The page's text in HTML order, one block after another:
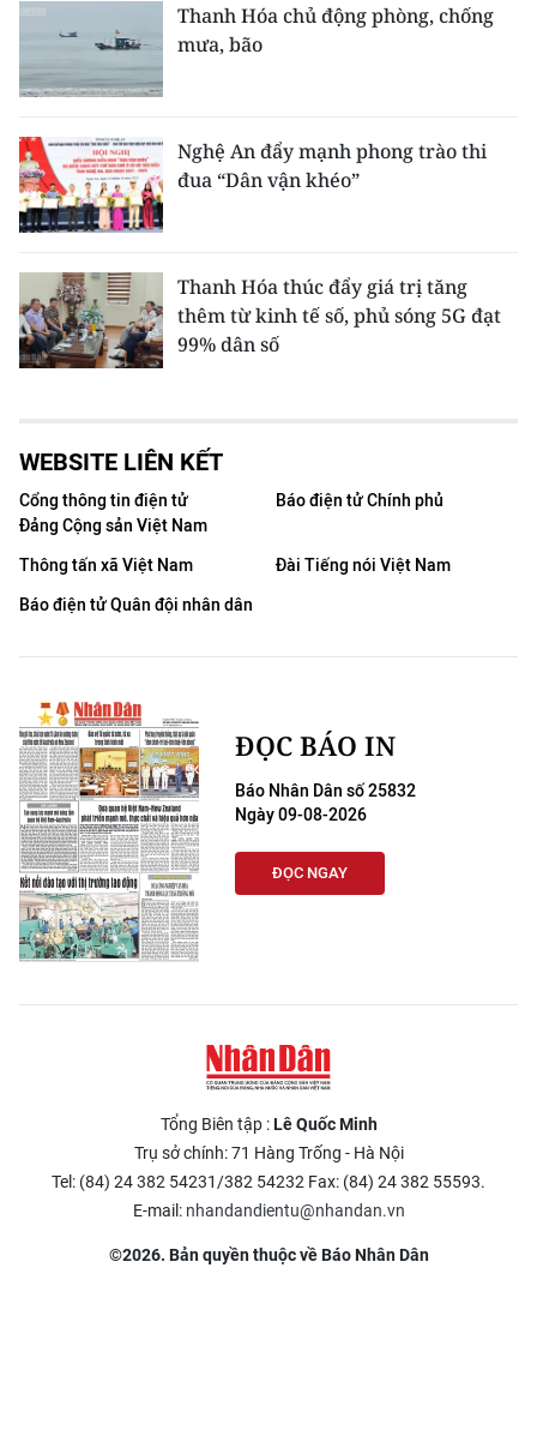
Thanh Hóa chủ động phòng, chống
mưa, bão
Nghệ An đẩy mạnh phong trào thi
đua “Dân vận khéo”
Thanh Hóa thúc đẩy giá trị tăng
thêm từ kinh tế số, phủ sóng 5G đạt
99% dân số
WEBSITE LIÊN KẾT
Cổng thông tin điện tử
Đảng Cộng sản Việt Nam
Báo điện tử Chính phủ
Thông tấn xã Việt Nam
Đài Tiếng nói Việt Nam
Báo điện tử Quân đội nhân dân
ĐỌC BÁO IN
Báo Nhân Dân số 25832
Ngày 09-08-2026
ĐỌC NGAY
Tổng Biên tập :Lê Quốc Minh
Trụ sở chính: 71 Hàng Trống - Hà Nội
Tel: (84) 24 382 54231/382 54232 Fax: (84) 24 382 55593.
E-mail: nhandandientu@nhandan.vn
©2026. Bản quyền thuộc về Báo Nhân Dân